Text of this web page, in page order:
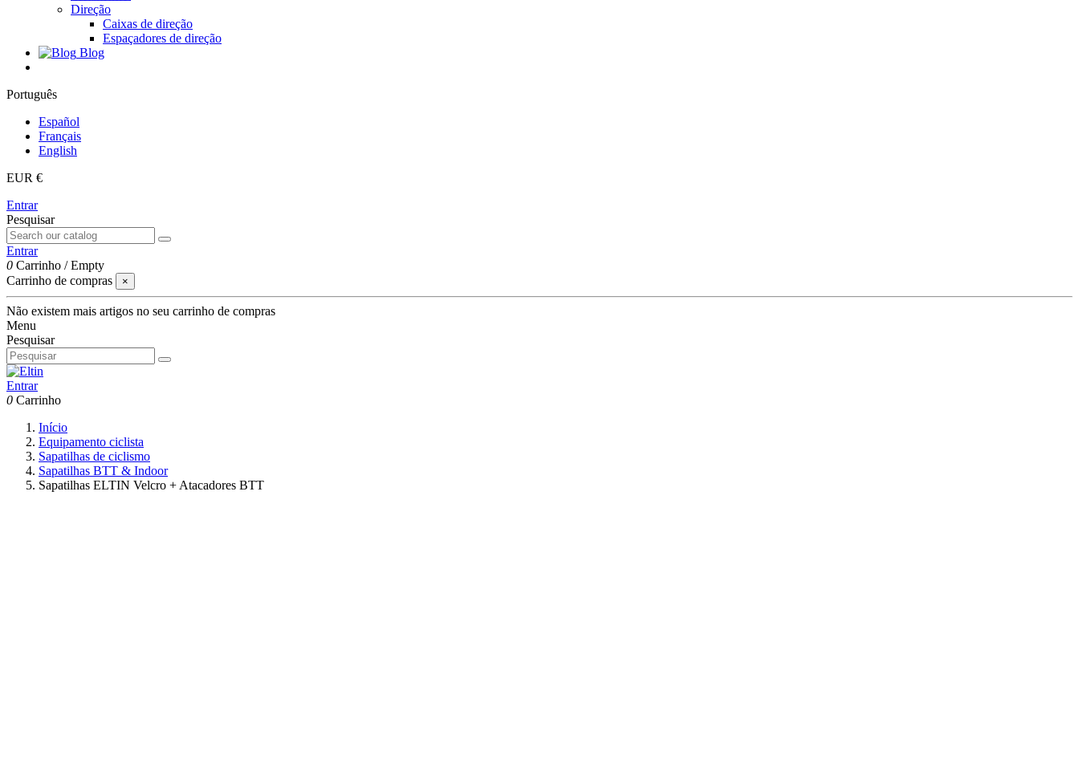
Direção
Caixas de direção
Espaçadores de direção
Blog
Português
Español
Français
English
EUR €
Entrar
Pesquisar
Entrar
0 Carrinho /Empty
Carrinho de compras
×
Não existem mais artigos no seu carrinho de compras
Menu
Pesquisar
Entrar
0 Carrinho
Início
Equipamento ciclista
Sapatilhas de ciclismo
Sapatilhas BTT & Indoor
Sapatilhas ELTIN Velcro + Atacadores BTT